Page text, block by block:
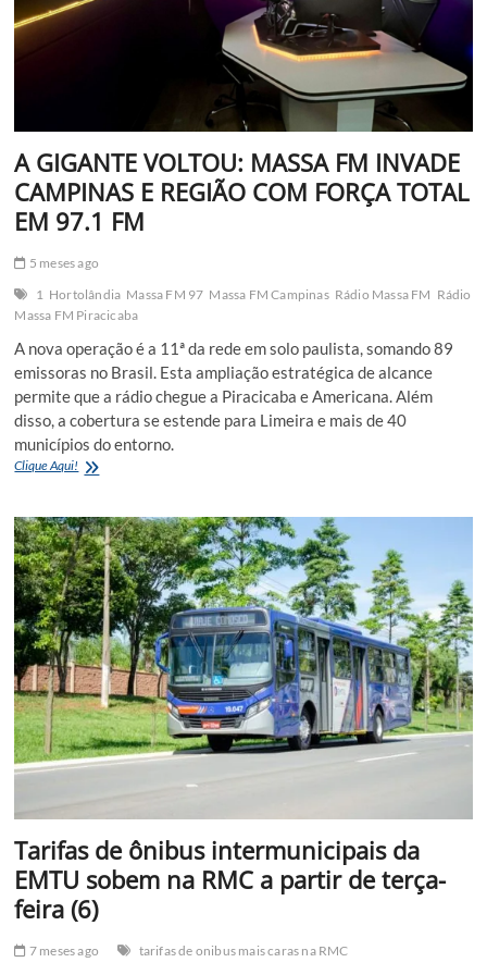
madrugada
A GIGANTE VOLTOU: MASSA FM INVADE
CAMPINAS E REGIÃO COM FORÇA TOTAL
EM 97.1 FM
5 meses ago
1 Hortolândia Massa FM 97 Massa FM Campinas Rádio Massa FM Rádio
Massa FM Piracicaba
A nova operação é a 11ª da rede em solo paulista, somando 89
emissoras no Brasil. Esta ampliação estratégica de alcance
permite que a rádio chegue a Piracicaba e Americana. Além
disso, a cobertura se estende para Limeira e mais de 40
municípios do entorno.
Clique Aqui!
MASSA
FM
INVADE
CAMPINAS
E
REGIÃO
COM
FORÇA
TOTAL
EM
97.1
FM
Tarifas de ônibus intermunicipais da
EMTU sobem na RMC a partir de terça-
feira (6)
7 meses ago tarifas de onibus mais caras na RMC